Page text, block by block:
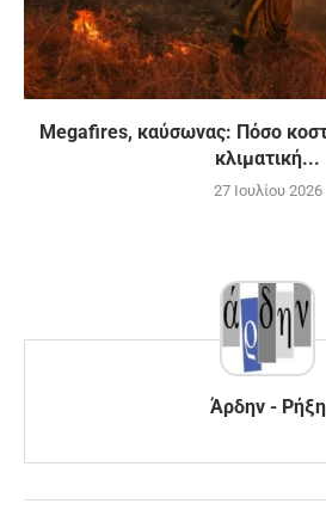
Megafires, καύσωνας: Πόσο
κλιματική...
27 Ιουλίου 2026
Άρδην - Ρήξη